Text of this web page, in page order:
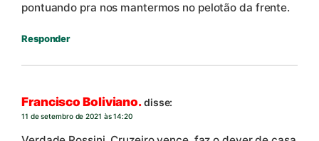
pontuando pra nos mantermos no pelotão da frente.
Responder
Francisco Boliviano.disse:
11 de setembro de 2021 às 14:20